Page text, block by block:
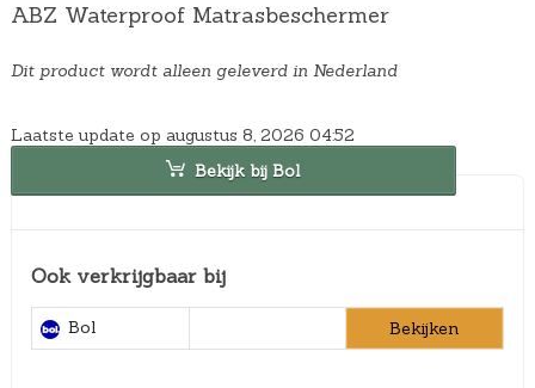
ABZ Waterproof Matrasbeschermer
Dit product wordt alleen geleverd in Nederland
Laatste update op augustus 8, 2026 04:52
Bekijk bij Bol
Ook verkrijgbaar bij
Bol Bekijken